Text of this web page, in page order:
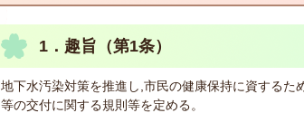
1．趣旨（第1条）
地下水汚染対策を推進し,市民の健康保持に資する
等の交付に関する規則等を定める。